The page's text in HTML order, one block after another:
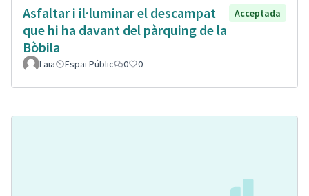
Asfaltar i il·luminar el descampat
que hi ha davant del pàrquing de la
Bòbila
Acceptada
Laia Espai Públic 0 0